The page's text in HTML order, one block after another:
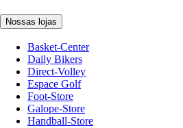
Nossas lojas
Basket-Center
Daily Bikers
Direct-Volley
Espace Golf
Foot-Store
Galope-Store
Handball-Store